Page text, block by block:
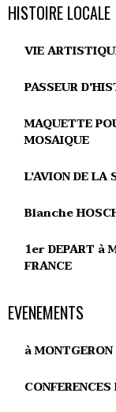
HISTOIRE LOCALE
VIE
PASSEUR
MAQUETTE
MOSAIQUE
L'AVION DE LA
Blanche
1er DEPART à
FRANCE
EVENEMENTS
à